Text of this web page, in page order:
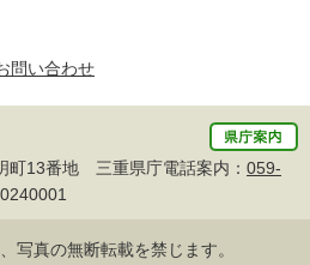
問い合わせ
13番地 三重県庁電話案内： 059-
写真の無断転載を禁じます。